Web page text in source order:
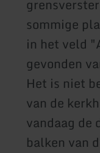
sommige
in het veld
gevonden
Het is niet
van de
vandaag de
balken van